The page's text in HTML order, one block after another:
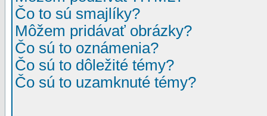
Čo to sú smajlíky?
Môžem pridávať obrázky?
Čo sú to oznámenia?
Čo sú to dôležité témy?
Čo sú to uzamknuté témy?